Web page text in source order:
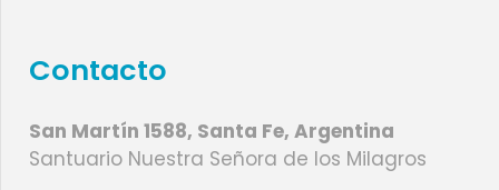
Contacto
San Martín 1588, Santa Fe, Argentina
Santuario Nuestra Señora de los Milagros